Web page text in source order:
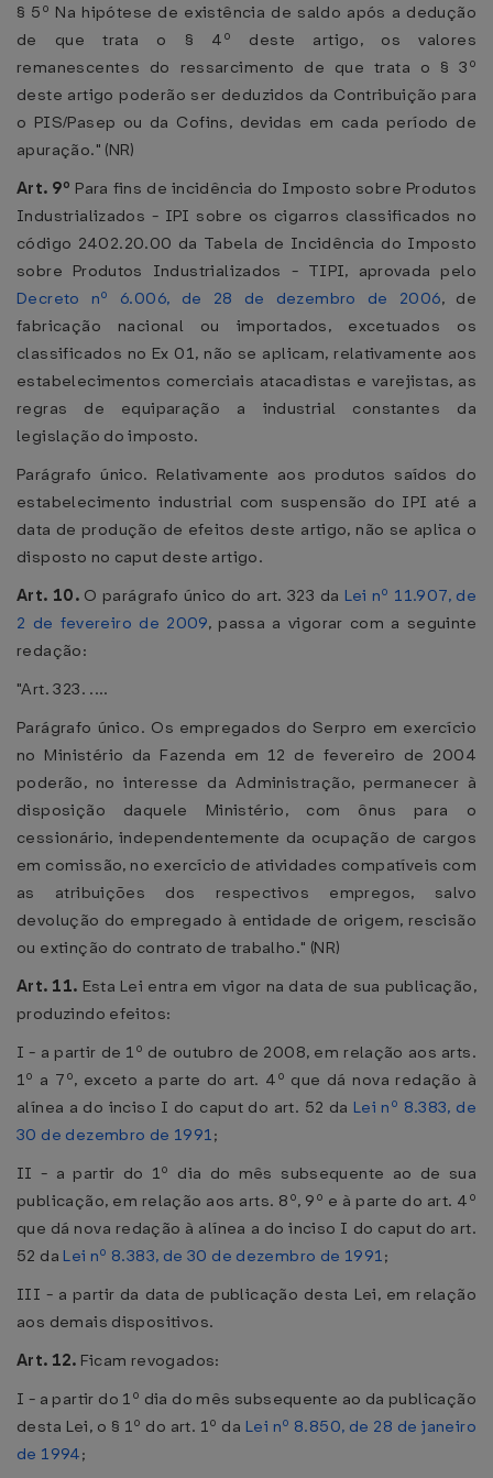
§ 5º Na hipótese de existência de saldo após a dedução
de que trata o § 4º deste artigo, os valores
remanescentes do ressarcimento de que trata o § 3º
deste artigo poderão ser deduzidos da Contribuição para
o PIS/Pasep ou da Cofins, devidas em cada período de
apuração." (NR)
Art. 9º Para fins de incidência do Imposto sobre Produtos
Industrializados - IPI sobre os cigarros classificados no
código 2402.20.00 da Tabela de Incidência do Imposto
sobre Produtos Industrializados - TIPI, aprovada pelo
Decreto nº 6.006, de 28 de dezembro de 2006, de
fabricação nacional ou importados, excetuados os
classificados no Ex 01, não se aplicam, relativamente aos
estabelecimentos comerciais atacadistas e varejistas, as
regras de equiparação a industrial constantes da
legislação do imposto.
Parágrafo único. Relativamente aos produtos saídos do
estabelecimento industrial com suspensão do IPI até a
data de produção de efeitos deste artigo, não se aplica o
disposto no caput deste artigo.
Art. 10. O parágrafo único do art. 323 da Lei nº 11.907, de
2 de fevereiro de 2009, passa a vigorar com a seguinte
redação:
"Art. 323. ....
Parágrafo único. Os empregados do Serpro em exercício
no Ministério da Fazenda em 12 de fevereiro de 2004
poderão, no interesse da Administração, permanecer à
disposição daquele Ministério, com ônus para o
cessionário, independentemente da ocupação de cargos
em comissão, no exercício de atividades compatíveis com
as atribuições dos respectivos empregos, salvo
devolução do empregado à entidade de origem, rescisão
ou extinção do contrato de trabalho." (NR)
Art. 11. Esta Lei entra em vigor na data de sua publicação,
produzindo efeitos:
I - a partir de 1º de outubro de 2008, em relação aos arts.
1º a 7º, exceto a parte do art. 4º que dá nova redação à
alínea a do inciso I do caput do art. 52 da Lei nº 8.383, de
30 de dezembro de 1991;
II - a partir do 1º dia do mês subsequente ao de sua
publicação, em relação aos arts. 8º, 9º e à parte do art. 4º
que dá nova redação à alínea a do inciso I do caput do art.
52 da Lei nº 8.383, de 30 de dezembro de 1991;
III - a partir da data de publicação desta Lei, em relação
aos demais dispositivos.
Art. 12. Ficam revogados:
I - a partir do 1º dia do mês subsequente ao da publicação
desta Lei, o § 1º do art. 1º da Lei nº 8.850, de 28 de janeiro
de 1994;